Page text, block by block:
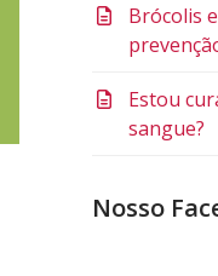
Brócolis
Estou
sangue?
Nosso